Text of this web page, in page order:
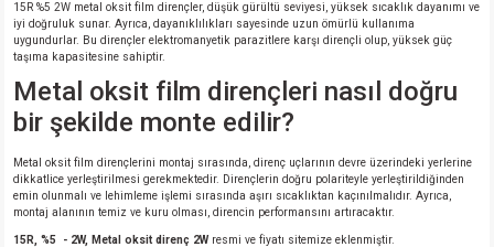
15R %5 2W metal oksit film dirençler, düşük gürültü seviyesi, yüksek sıcaklık dayanımı ve
iyi doğruluk sunar. Ayrıca, dayanıklılıkları sayesinde uzun ömürlü kullanıma
uygundurlar. Bu dirençler elektromanyetik parazitlere karşı dirençli olup, yüksek güç
taşıma kapasitesine sahiptir.
Metal oksit film dirençleri nasıl doğru
bir şekilde monte edilir?
Metal oksit film dirençlerini montaj sırasında, direnç uçlarının devre üzerindeki yerlerine
dikkatlice yerleştirilmesi gerekmektedir. Dirençlerin doğru polariteyle yerleştirildiğinden
emin olunmalı ve lehimleme işlemi sırasında aşırı sıcaklıktan kaçınılmalıdır. Ayrıca,
montaj alanının temiz ve kuru olması, direncin performansını artıracaktır.
15R, %5 - 2W, Metal oksit direnç 2W resmi ve fiyatı sitemize eklenmiştir.